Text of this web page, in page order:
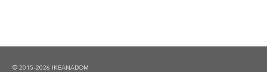
© 2015–2026 IKEANADOM